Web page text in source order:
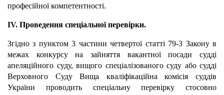
професійної компетентності.
ІV. Проведення спеціальної перевірки.
Згідно з пунктом 3 частини четвертої статті 79-3 Закону в
межах конкурсу на зайняття вакантної посади судді
апеляційного суду, вищого спеціалізованого суду або судді
Верховного Суду Вища кваліфікаційна комісія суддів
України проводить спеціальну перевірку стосовно